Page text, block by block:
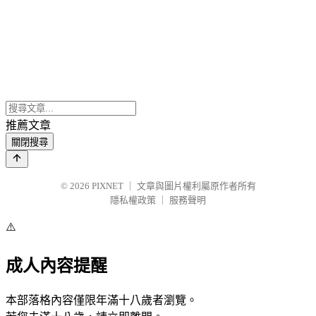
推薦文章
關閉搜尋
© 2026 PIXNET
文章與圖片權利屬原作者所有
隱私權政策
服務聲明
⚠️
成人內容提醒
本部落格內容僅限年滿十八歲者瀏覽。